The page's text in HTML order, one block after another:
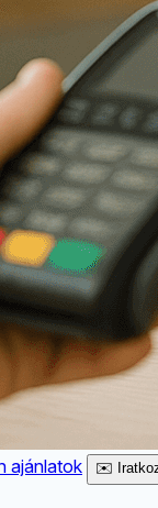
ajánlatok ✉️